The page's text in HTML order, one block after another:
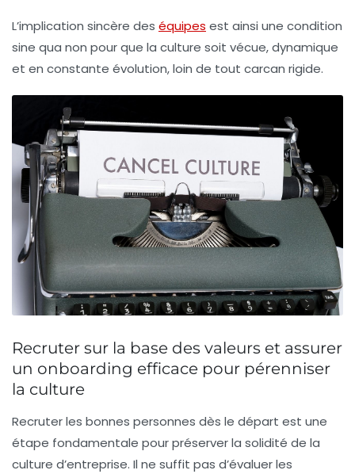
L’implication sincère des équipes est ainsi une condition
sine qua non pour que la culture soit vécue, dynamique
et en constante évolution, loin de tout carcan rigide.
Recruter sur la base des valeurs et assurer
un onboarding efficace pour pérenniser
la culture
Recruter les bonnes personnes dès le départ est une
étape fondamentale pour préserver la solidité de la
culture d’entreprise. Il ne suffit pas d’évaluer les